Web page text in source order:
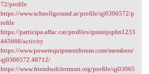
72/profile
https://www.schnellgesund.at/profile/qj0306572/p
rofile
https://participa.affac.cat/profiles/quinnjophn1233
445666/activity
https://www.powerequipmentforum.com/members/
qj0306572.48712/
https://www.friendsofclermont.org/profile/qj03065